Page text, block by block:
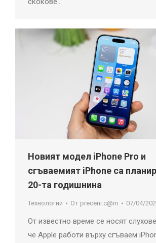
Новият модел iPhone Pro и
сгъваемият iPhone са
20-та годишнина
Технологии От preceni.c@m 07/04/
От известно време се носят
че Apple работи върху сгъваем